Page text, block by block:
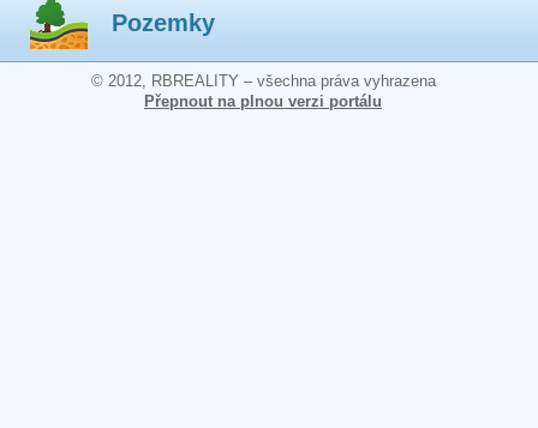
Pozemky
© 2012, RBREALITY – všechna práva vyhrazena
Přepnout na plnou verzi portálu